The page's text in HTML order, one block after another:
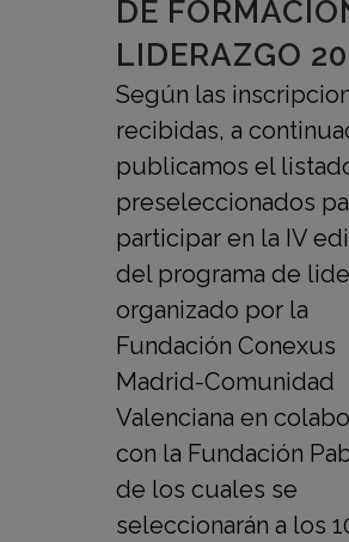
DE
LIDERAZGO
Según las
recibidas, a
publicamos el
preseleccionados
participar en la IV
del programa de
organizado por la
Fundación Conexus
Madrid-Comunidad
Valenciana en
con la Fundación
de los cuales se
seleccionarán a los